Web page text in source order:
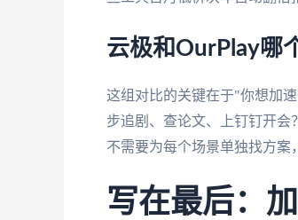
云极和OurPlay哪
这组对比的关键在于"你想加
步追剧、查论文、上钉钉开会
不需要为每个场景单独找方案
写在最后：